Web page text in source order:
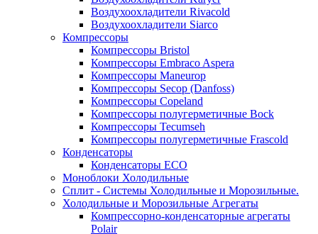
Воздухоохладители Rivacold
Воздухоохладители Siarco
Компрессоры
Компрессоры Bristol
Компрессоры Embraco Aspera
Компрессоры Maneurop
Компрессоры Secop (Danfoss)
Компрессоры Copeland
Компрессоры полугерметичные Bock
Компрессоры Tecumseh
Компрессоры полугерметичные Frascold
Конденсаторы
Конденсаторы ECO
Моноблоки Холодильные
Сплит - Системы Холодильные и Морозильные.
Холодильные и Морозильные Агрегаты
Компрессорно-конденсаторные агрегаты
Polair